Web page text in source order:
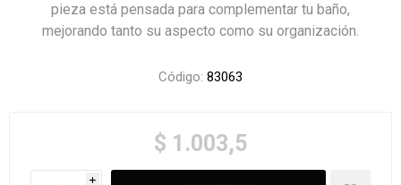
pieza está pensada para complementar tu baño,
mejorando tanto su aspecto como su organización.
Código: 83063
$ 1.003,5
i